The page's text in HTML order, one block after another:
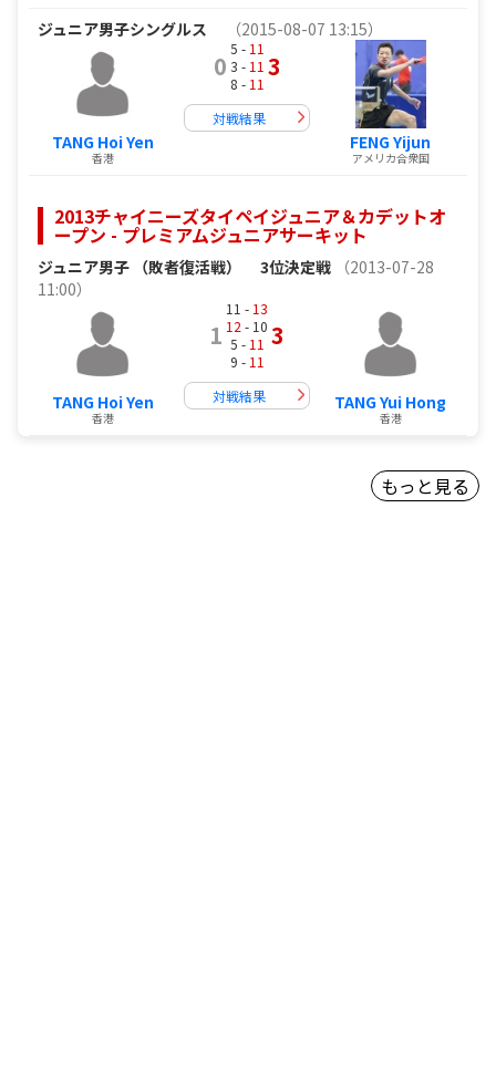
ジュニア男子シングルス （2015-08-07 13:15）
TANG Hoi Yen
香港
0
5 - 11
3 - 11
8 - 11
3
対戦結果
FENG Yijun
アメリカ合衆国
2013チャイニーズタイペイジュニア＆カデットオ
ープン - プレミアムジュニアサーキット
ジュニア男子 （敗者復活戦） 3位決定戦
（2013-07-28
11:00）
TANG Hoi Yen
香港
1
11 - 13
12 - 10
5 - 11
9 - 11
3
対戦結果 TANG Yui Hong
香港
もっと見る